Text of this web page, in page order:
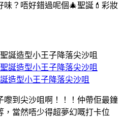
味？唔好錯過呢個🎄聖誕💄彩妝
造型小王子降落尖沙咀
嚟到尖沙咀啊！！！仲帶佢最鐘
，當然唔少得超夢幻嘅打卡位